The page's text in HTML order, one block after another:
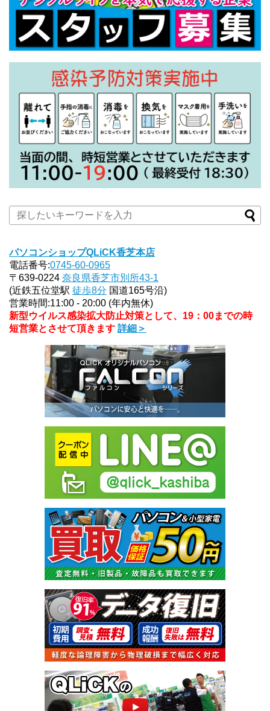
パソコンショップQLiCK香芝本店
電話番号:0745-60-0965
〒639-0224 奈良県香芝市別所43-1
(近鉄五位堂駅 徒歩8分 国道165号沿)
営業時間:11:00 - 20:00 (年内無休)
新型ウイルス感染拡大防止対策として、19：00までの時
短営業とさせて頂きます 詳細＞